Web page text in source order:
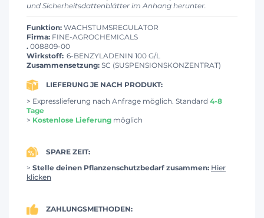
und Sicherheitsdattenblätter im Anhang herunter.
Funktion: WACHSTUMSREGULATOR
Firma: FINE-AGROCHEMICALS
. 008809-00
Wirkstoff: 6-BENZYLADENIN 100 G/L
Zusammensetzung: SC (SUSPENSIONSKONZENTRAT)
LIEFERUNG JE NACH PRODUKT:
> Expresslieferung nach Anfrage möglich. Standard 4-8
Tage
> Kostenlose Lieferung möglich
SPARE ZEIT:
> Stelle deinen Pflanzenschutzbedarf zusammen: Hier
klicken
ZAHLUNGSMETHODEN: